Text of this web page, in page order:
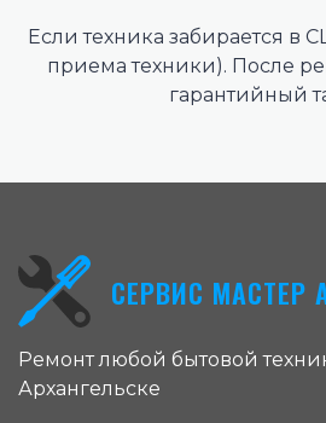
Если техника забирается в
приема техники). После
гарантийный
СЕРВИС МАСТЕР
Ремонт любой бытовой
Архангельске